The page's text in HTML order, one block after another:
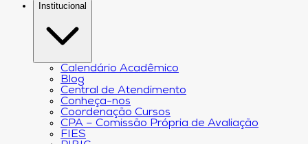
Institucional
Calendário Acadêmico
Blog
Central de Atendimento
Conheça-nos
Coordenação Cursos
CPA – Comissão Própria de Avaliação
FIES